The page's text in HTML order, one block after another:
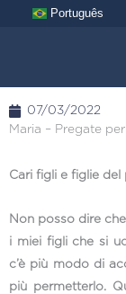
Português
07/03/2022
Maria – Pregate per
Cari figli e figlie del
Non posso dire
i miei figli che si
c’è più modo di
più permetterlo.